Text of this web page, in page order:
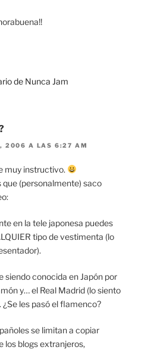
de Nunca Jam
2006 A LAS 6:27 AM
muy instructivo.
que (personalmente) saco
en la tele japonesa puedes
tipo de vestimenta (lo
siendo conocida en Japón por
y… el Real Madrid (lo siento
¿Se les pasó el flamenco?
se limitan a copiar
los blogs extranjeros,